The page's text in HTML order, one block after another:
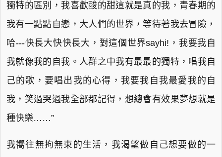
獨特的區別，我喜歡酸的甜這就是真的我，青春期的
我有一點點自戀，大人們的世界，等待著我去冒險，
哈---快長大快快長大，對這個世界sayhi!，我要我自
我就像我的自我。人群之中我有最最的獨特，唱我自
己的歌，要唱出我的心得，我要我自我最愛我的自
我，笑過哭過我全部都記得，想總會有效果夢想就是
種快樂……”
我嚮往無拘無束的生活，我渴望做自己想要做的一